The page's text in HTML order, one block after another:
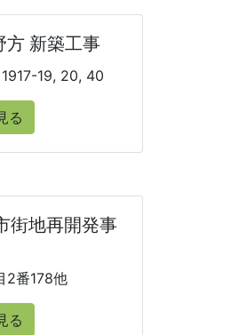
方 新築工事
19, 20, 40
る
街地再開発事
2番178他
る